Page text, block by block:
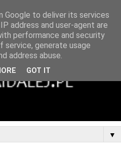
▼
Google to deliver its services
address and user-agent are
performance and security
generate usage
address abuse.
GOT IT